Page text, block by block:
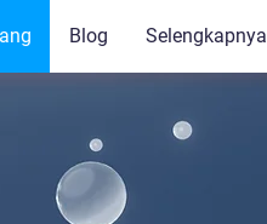
Blog Selengkapnya